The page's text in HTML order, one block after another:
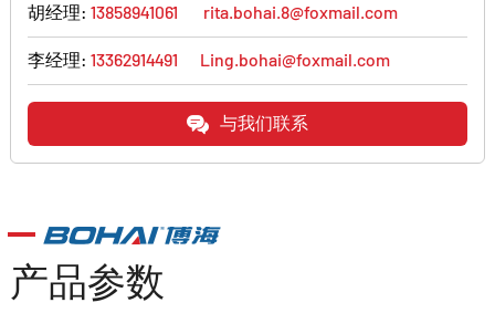
胡经理: 13858941061 rita.bohai.8@foxmail.com
李经理: 13362914491 Ling.bohai@foxmail.com
与我们联系
产品参数